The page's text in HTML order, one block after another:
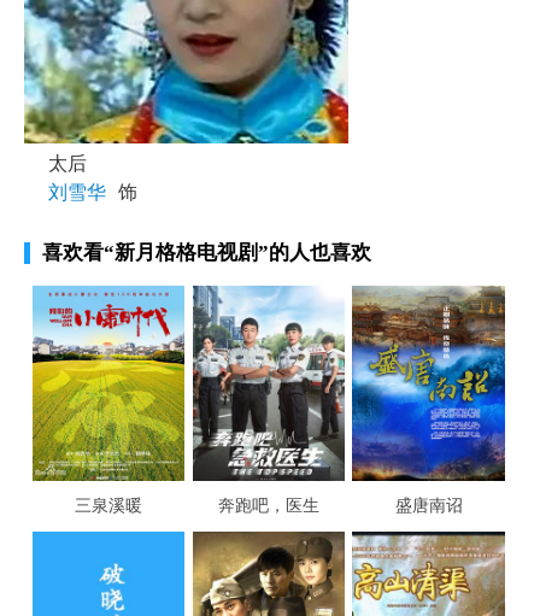
太后
刘雪华 饰
喜欢看“新月格格电视剧”的人也喜欢
三泉溪暖 奔跑吧，医生 盛唐南诏